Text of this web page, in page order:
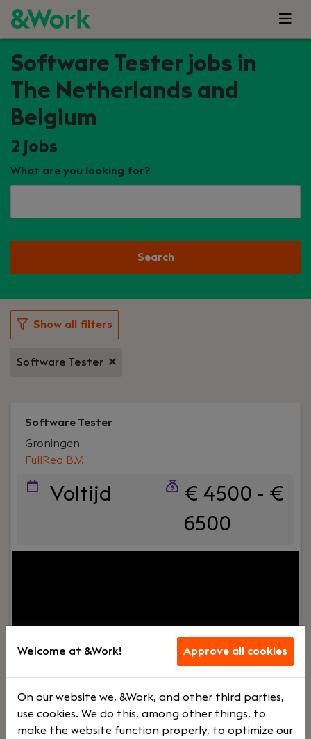
Software Tester jobs in
The Netherlands and
Belgium
2 jobs
What are you looking for?
Search
Show all filters
Software Tester
Software Tester
FullRed B.V.
Groningen
Voltijd
€ 4500 - €
6500
Wij bieden een inspirerende werkomgeving waar je
Bovendien zorgen we voor een goede balans
tussen werk en privé en bieden we uitstekende
arbeidsvoorwaarden.
Lees verder>
Welcome at &Work! Approve all cookies
On our website we, &Work, and other third parties,
use cookies. We do this, among other things, to
make the website function properly, to optimize our